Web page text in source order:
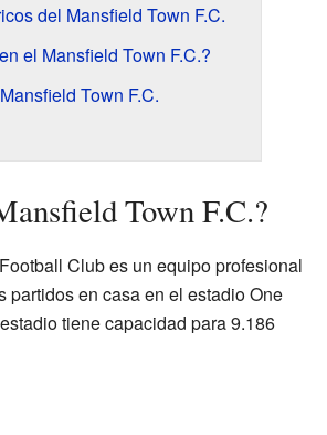
del Mansfield Town F.C.
el Mansfield Town F.C.?
Town F.C.
Town F.C.?
Club es un equipo profesional
partidos en casa en el estadio One
tiene capacidad para 9.186